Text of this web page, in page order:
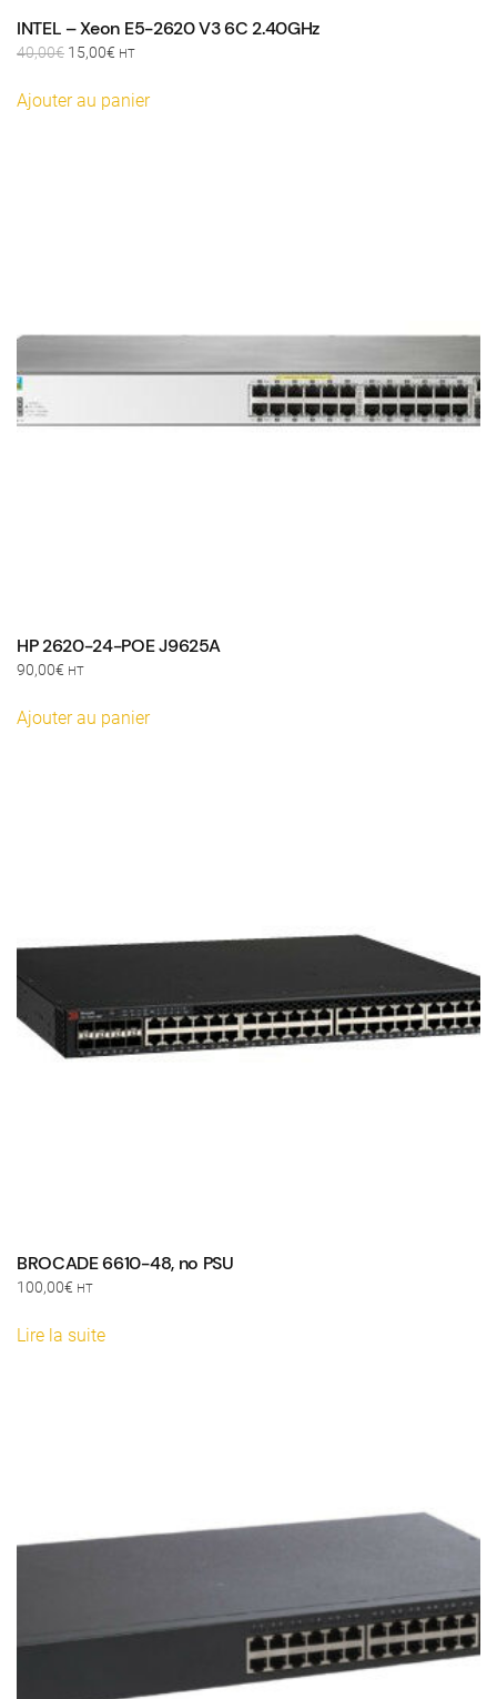
INTEL – Xeon E5-2620 V3 6C 2.40GHz
40,00€ Le
initial
15,00€ Le
actuel
HT
Ajouter au panier
HP 2620-24-POE J9625A
90,00€ HT
Ajouter au panier
BROCADE 6610-48, no PSU
100,00€ HT
Lire la suite